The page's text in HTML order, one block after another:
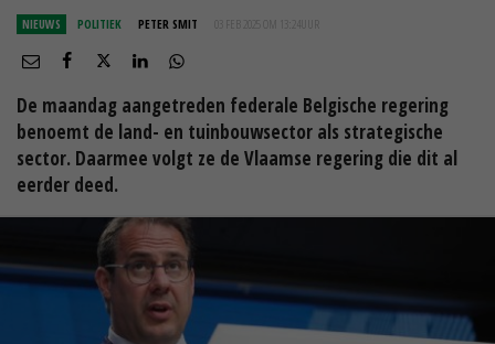
NIEUWS POLITIEK PETER SMIT 03 FEB 2025 OM 13:24
De maandag aangetreden federale Belgische regering
benoemt de land- en tuinbouwsector als strategische
sector. Daarmee volgt ze de Vlaamse regering die dit al
eerder deed.